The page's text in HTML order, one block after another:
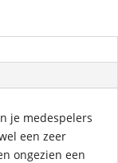
je medespelers
een zeer
ongezien een